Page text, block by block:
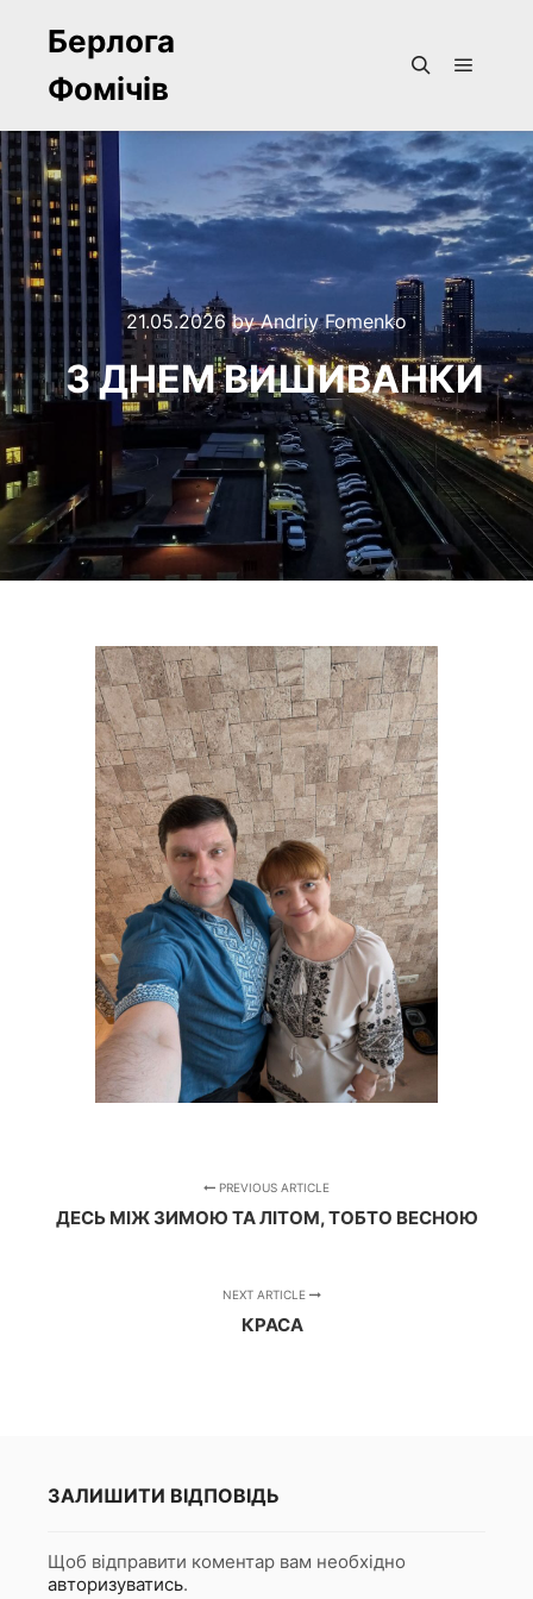
Берлога
Фомічів
21.05.2026byAndriy Fomenko
З ДНЕМ ВИШИВАНКИ
PREVIOUS ARTICLE
ДЕСЬ МІЖ ЗИМОЮ ТА ЛІТОМ, ТОБТО ВЕСНОЮ
NEXT ARTICLE
КРАСА
ЗАЛИШИТИ ВІДПОВІДЬ
Щоб відправити коментар вам необхідно
авторизуватись.